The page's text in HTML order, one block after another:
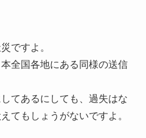
ですよ。
全国各地にある同様の送信
てあるにしても、過失はな
てもしょうがないですよ。